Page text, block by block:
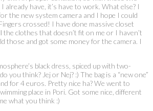
have, it’s have to work. What else? I
the new system camera and I hope I could
crossed! I have done massive closet
the clothes that doesn’t fit on me or I haven’t
those and got some money for the camera. I
black dress, spiced up with two-
you think? Jej or Nej? :) The bag is a “new one”
for 4 euros. Pretty nice ha? We went to
place in Pori. Got some nice, different
what you think :)